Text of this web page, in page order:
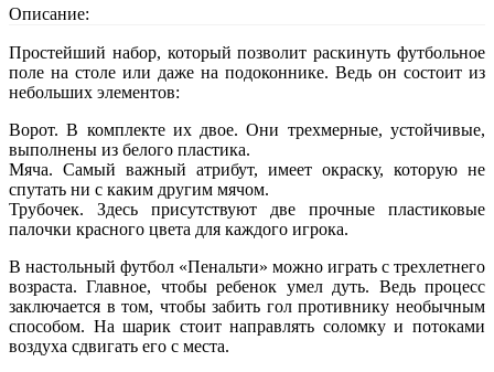
Описание:
Простейший набор, который позволит раскинуть футбольное
поле на столе или даже на подоконнике. Ведь он состоит из
небольших элементов:
Ворот. В комплекте их двое. Они трехмерные, устойчивые,
выполнены из белого пластика.
Мяча. Самый важный атрибут, имеет окраску, которую не
спутать ни с каким другим мячом.
Трубочек. Здесь присутствуют две прочные пластиковые
палочки красного цвета для каждого игрока.
В настольный футбол «Пенальти» можно играть с трехлетнего
возраста. Главное, чтобы ребенок умел дуть. Ведь процесс
заключается в том, чтобы забить гол противнику необычным
способом. На шарик стоит направлять соломку и потоками
воздуха сдвигать его с места.